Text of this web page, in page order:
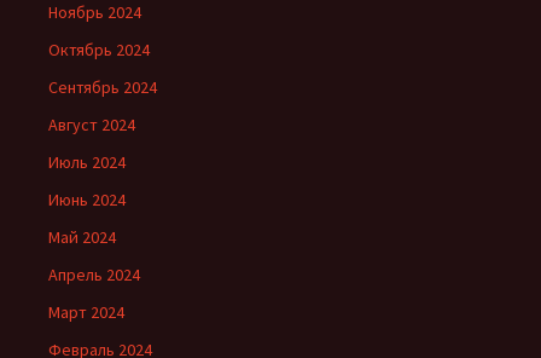
Ноябрь 2024
Октябрь 2024
Сентябрь 2024
Август 2024
Июль 2024
Июнь 2024
Май 2024
Апрель 2024
Март 2024
Февраль 2024